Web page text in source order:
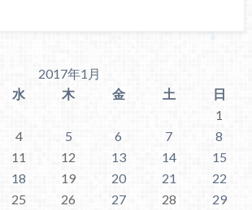
2017年1月
水 木 金 土
日
1
4 5 6 7
8
11 12 13 14
15
18 19 20 21
22
25 26 27 28
29